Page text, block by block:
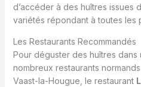
d’accéder à des huîtres issues
variétés répondant à toutes les
Les Restaurants Recommandés
Pour déguster des huîtres
nombreux restaurants
Vaast-la-Hougue, le restaurant